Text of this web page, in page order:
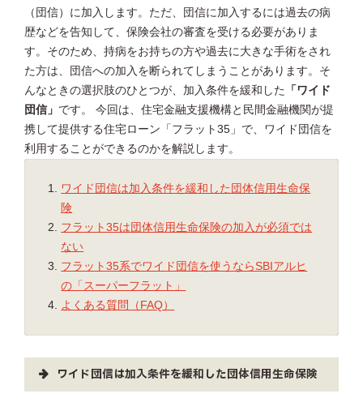
（団信）に加入します。ただ、団信に加入するには過去の病
歴などを告知して、保険会社の審査を受ける必要がありま
す。そのため、持病をお持ちの方や過去に大きな手術をされ
た方は、団信への加入を断られてしまうことがあります。そ
んなときの選択肢のひとつが、加入条件を緩和した
「ワイド
団信」 です。 今回は、住宅金融支援機構と民間金融機関が提
携して提供する住宅ローン「フラット35」で、ワイド団信を
利用することができるのかを解説します。
ワイド団信は加入条件を緩和した団体信用生命保
険
フラット35は団体信用生命保険の加入が必須では
ない
フラット35系でワイド団信を使うならSBIアルヒ
の「スーパーフラット」
よくある質問（FAQ）
ワイド団信は加入条件を緩和した団体信用生命保険